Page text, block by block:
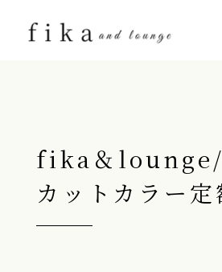
fika＆lounge/
カットカラー定